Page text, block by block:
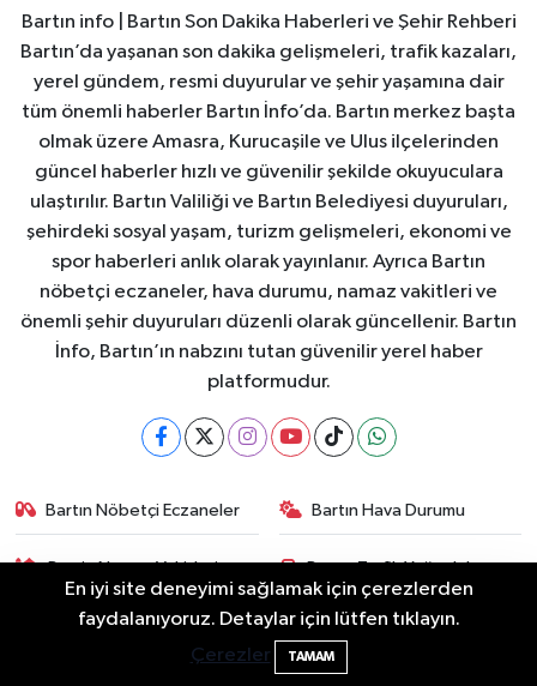
Bartın info | Bartın Son Dakika Haberleri ve Şehir Rehberi
Bartın’da yaşanan son dakika gelişmeleri, trafik kazaları,
yerel gündem, resmi duyurular ve şehir yaşamına dair
tüm önemli haberler Bartın İnfo’da. Bartın merkez başta
olmak üzere Amasra, Kurucaşile ve Ulus ilçelerinden
güncel haberler hızlı ve güvenilir şekilde okuyuculara
ulaştırılır. Bartın Valiliği ve Bartın Belediyesi duyuruları,
şehirdeki sosyal yaşam, turizm gelişmeleri, ekonomi ve
spor haberleri anlık olarak yayınlanır. Ayrıca Bartın
nöbetçi eczaneler, hava durumu, namaz vakitleri ve
önemli şehir duyuruları düzenli olarak güncellenir. Bartın
İnfo, Bartın’ın nabzını tutan güvenilir yerel haber
platformudur.
Bartın Nöbetçi Eczaneler Bartın Hava Durumu
Bartin Namaz Vakitleri
Bartın Trafik Yoğunluk
Haritası
Puan Durumu ve Fikstür Tüm Manşetler
En iyi site deneyimi sağlamak için çerezlerden
faydalanıyoruz. Detaylar için lütfen tıklayın.
Çerezler
TAMAM
2 Buzağı Hediyeli Bal Festivalinde Hande
Ünsal Sahne Alacak